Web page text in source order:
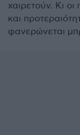
χαιρετούν. Κι
και
φανερώνεται